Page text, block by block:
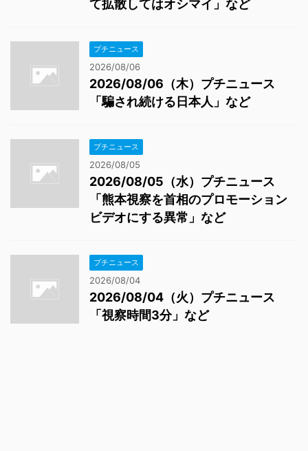
て拡散してはオシマイ」など
プチニュース
2026/08/06
2026/08/06（木）プチニュース
「騙され続ける日本人」など
プチニュース
2026/08/05
2026/08/05（水）プチニュース
「熊本視察を首相のプロモーション
ビデオにする異常」など
プチニュース
2026/08/04
2026/08/04（火）プチニュース
「視察時間3分」など